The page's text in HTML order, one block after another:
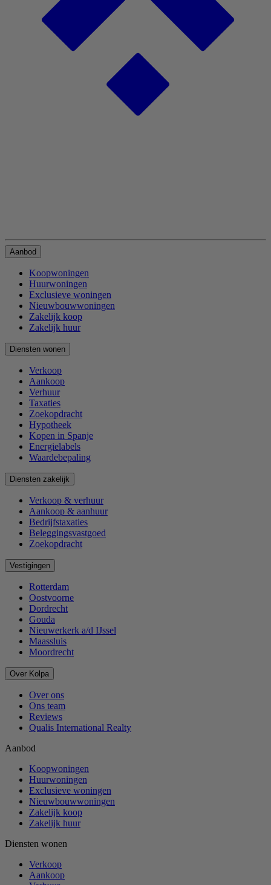
Aanbod
Koopwoningen
Huurwoningen
Exclusieve woningen
Nieuwbouwwoningen
Zakelijk koop
Zakelijk huur
Diensten wonen
Verkoop
Aankoop
Verhuur
Taxaties
Zoekopdracht
Hypotheek
Kopen in Spanje
Energielabels
Waardebepaling
Diensten zakelijk
Verkoop & verhuur
Aankoop & aanhuur
Bedrijfstaxaties
Beleggingsvastgoed
Zoekopdracht
Vestigingen
Rotterdam
Oostvoorne
Dordrecht
Gouda
Nieuwerkerk a/d IJssel
Maassluis
Moordrecht
Over Kolpa
Over ons
Ons team
Reviews
Qualis International Realty
Aanbod
Koopwoningen
Huurwoningen
Exclusieve woningen
Nieuwbouwwoningen
Zakelijk koop
Zakelijk huur
Diensten wonen
Verkoop
Aankoop